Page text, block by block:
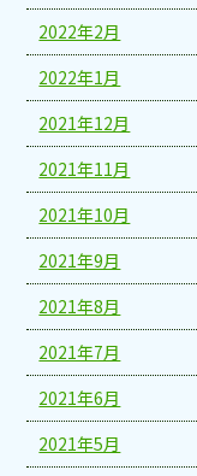
2022年2月
2022年1月
2021年12月
2021年11月
2021年10月
2021年9月
2021年8月
2021年7月
2021年6月
2021年5月